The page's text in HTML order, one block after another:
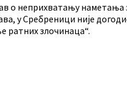
о неприхватању наметања
у Сребреници није
ратних злочинаца“.